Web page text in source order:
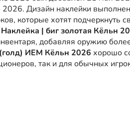
2026. Дизайн наклейки
которые хотят подчеркнуть
Наклейка | биг золотая Кёльн
добавляя оружию
ИЕМ Кёльн 2026 хорошо
так и для обычных